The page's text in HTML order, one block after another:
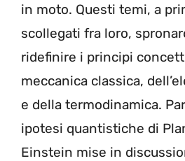
in moto. Questi temi, a
scollegati fra loro,
ridefinire i principi
meccanica classica,
e della termodinamica.
ipotesi quantistiche di
Einstein mise in